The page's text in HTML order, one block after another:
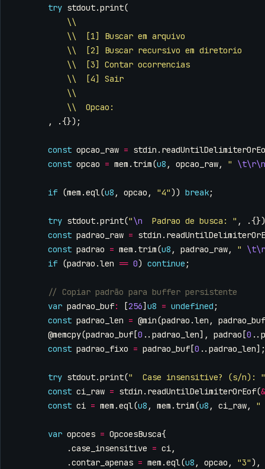
try stdout.print(
\\
\\  [1] Buscar em arquivo
\\  [2] Buscar recursivo em diretorio
\\  [3] Contar ocorrencias
\\  [4] Sair
\\
\\  Opcao:
,
.{});
const opcao_raw = stdin .
const opcao = mem . trim(u8 , opcao_raw, " \t\r\n
if (mem .eql(u8 , opcao , "4")) break;
try stdout.print("\n
  Padrao de busca: "
,
const padrao_raw = stdin .
const padrao = mem . trim(u8 , padrao_raw, "
if (padrao .len == 0) continue ;
var padrao_buf: [256] u8 = undefined ;
const padrao_len = @min(padrao .len ,
padrao_buf
@memcpy(padrao_buf [0 .. padrao_len], padrao [0 ..
const padrao_fixo = padrao_buf [0 .. padrao_len];
try stdout.print("  Case insensitive? (s/n): "
const ci_raw = stdin . readUntilDelimiterOrEof(&
const ci = mem .eql(u8 , mem . trim(u8 , ci_raw, "
var opcoes = OpcoesBusca{
.case_insensitive = ci,
.contar_apenas = mem .eql(u8 , opcao , "3"),